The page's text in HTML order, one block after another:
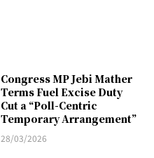
Congress MP Jebi Mather
Terms Fuel Excise Duty
Cut a “Poll-Centric
Temporary Arrangement”
28/03/2026